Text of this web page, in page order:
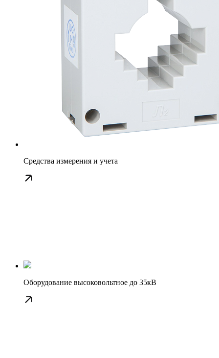
Средства измерения и учета
Оборудование высоковольтное до 35кВ